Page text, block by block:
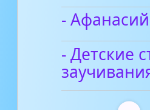
-
- Детские